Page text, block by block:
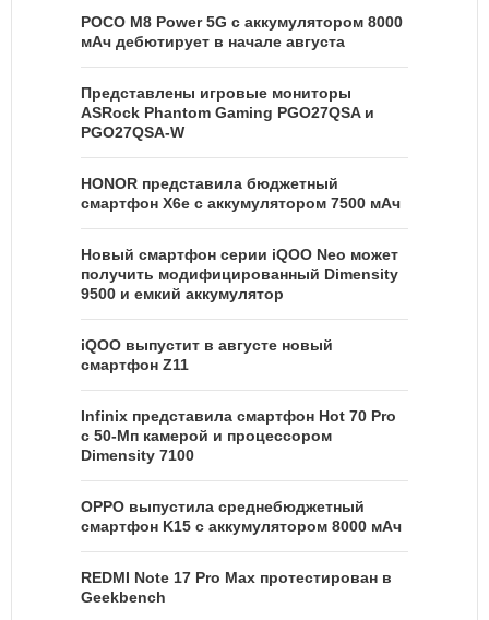
POCO M8 Power 5G с аккумулятором 8000
мАч дебютирует в начале августа
Представлены игровые мониторы
ASRock Phantom Gaming PGO27QSA и
PGO27QSA-W
HONOR представила бюджетный
смартфон X6e с аккумулятором 7500 мАч
Новый смартфон серии iQOO Neo может
получить модифицированный Dimensity
9500 и емкий аккумулятор
iQOO выпустит в августе новый
смартфон Z11
Infinix представила смартфон Hot 70 Pro
с 50-Мп камерой и процессором
Dimensity 7100
OPPO выпустила среднебюджетный
смартфон K15 с аккумулятором 8000 мАч
REDMI Note 17 Pro Max протестирован в
Geekbench